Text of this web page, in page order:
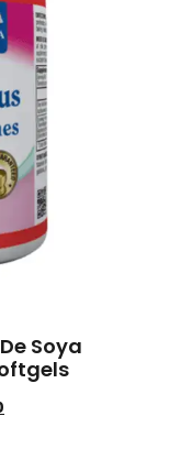
Soya